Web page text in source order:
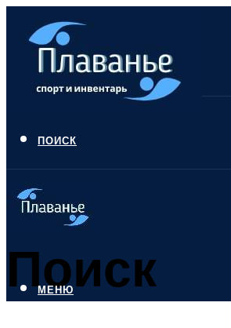
ПОИСК
Поиск
МЕНЮ